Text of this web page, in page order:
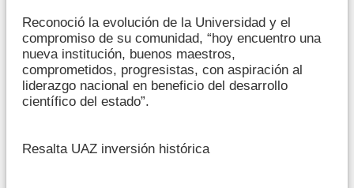
Reconoció la evolución de la Universidad y el
compromiso de su comunidad, “hoy encuentro una
nueva institución, buenos maestros,
comprometidos, progresistas, con aspiración al
liderazgo nacional en beneficio del desarrollo
científico del estado”.
Resalta UAZ inversión histórica